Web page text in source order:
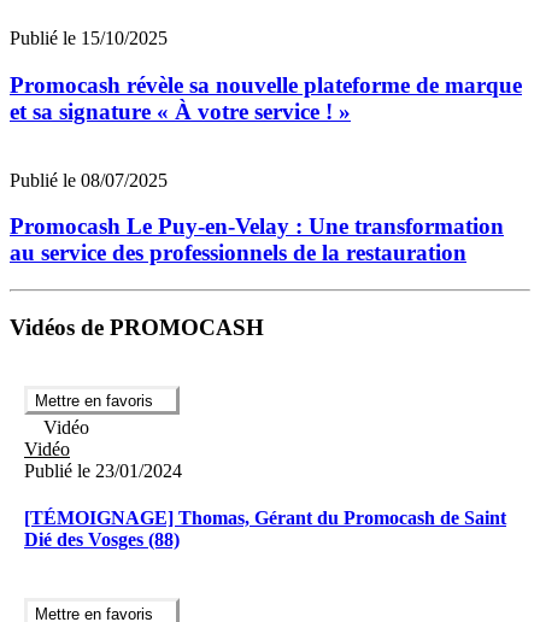
Publié le 15/10/2025
Promocash révèle sa nouvelle plateforme de marque
et sa signature « À votre service ! »
Publié le 08/07/2025
Promocash Le Puy-en-Velay : Une transformation
au service des professionnels de la restauration
Vidéos de PROMOCASH
Mettre en favoris
Vidéo
Vidéo
Publié le 23/01/2024
[TÉMOIGNAGE] Thomas, Gérant du Promocash de Saint
Dié des Vosges (88)
Mettre en favoris